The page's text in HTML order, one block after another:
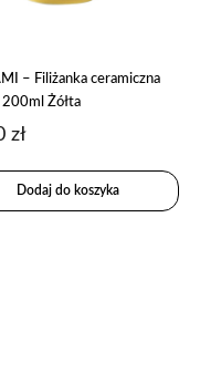
– Filiżanka ceramiczna
Żółta
zł
Dodaj do koszyka